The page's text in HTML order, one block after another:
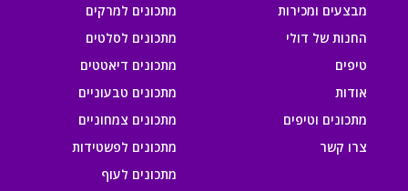
מבצעים ומכירות
החנות של דולי
טיפים
אודות
מתכונים וטיפים
צרו קשר
מתכונים למרקים
מתכונים לסלטים
מתכונים דיאטטים
מתכונים טבעוניים
מתכונים צמחוניים
מתכונים לפשטידות
מתכונים לעוף